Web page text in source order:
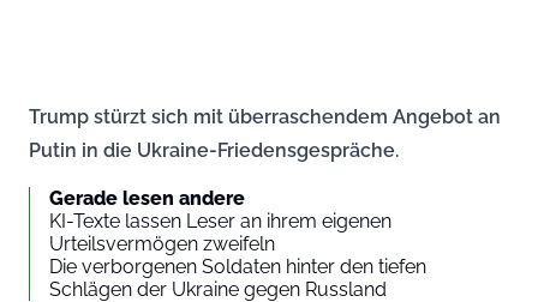
Trump stürzt sich mit überraschendem Angebot an
Putin in die Ukraine-Friedensgespräche.
Gerade lesen andere
KI-Texte lassen Leser an ihrem eigenen
Urteilsvermögen zweifeln
Die verborgenen Soldaten hinter den tiefen
Schlägen der Ukraine gegen Russland